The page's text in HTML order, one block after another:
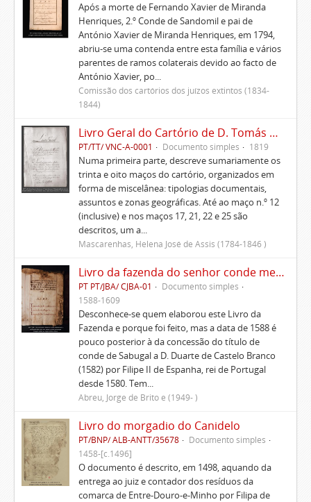
Após a morte de Fernando Xavier de Miranda
Henriques, 2.º Conde de Sandomil e pai de
António Xavier de Miranda Henriques, em 1794,
abriu-se uma contenda entre esta família e vários
parentes de ramos colaterais devido ao facto de
António Xavier, po...
Comissão dos cartórios dos juízos extintos (1834-
1844)
Livro Geral do Cartório de D. Tomás de Lima, 2.º Marquês de Ponte de Lima
PT/TT/ VNC-A-0001 Documento simples 1819
Numa primeira parte, descreve sumariamente os
trinta e oito maços do cartório, organizados em
forma de miscelânea: tipologias documentais,
assuntos e zonas geográficas. Até ao maço n.º 12
(inclusive) e nos maços 17, 21, 22 e 25 são
descritos, um a...
Mascarenhas, Helena José de Assis (1784-1846 )
Livro da fazenda do senhor conde meirinho-mor e rendimento dela e dos seus papeis e outras lembranças
PT PT/JBA/ CJBA-01
Documento simples
1588-1609
Desconhece-se quem elaborou este Livro da
Fazenda e porque foi feito, mas a data de 1588 é
pouco posterior à da concessão do título de
conde de Sabugal a D. Duarte de Castelo Branco
(1582) por Filipe II de Espanha, rei de Portugal
desde 1580. Tem...
Abreu, Jorge de Brito e (1949- )
Livro do morgadio do Canidelo
PT/BNP/ ALB-ANTT/35678
Documento simples
1458-[c.1496]
O documento é descrito, em 1498, aquando da
entrega ao juiz e contador dos resíduos da
comarca de Entre-Douro-e-Minho por Filipa de